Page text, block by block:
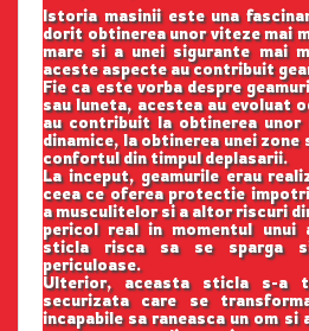
Istoria masinii este una
dorit obtinerea unor viteze mai
mare si a unei sigurante mai
aceste aspecte au contribuit
Fie ca este vorba despre
sau luneta, acestea au evoluat
au contribuit la obtinerea unor
dinamice, la obtinerea unei zone
confortul din timpul deplasarii.
La inceput, geamurile erau
ceea ce oferea protectie
a musculitelor si a altor riscuri
pericol real in momentul unui
sticla risca sa se sparga
periculoase.
Ulterior, aceasta sticla s-a
securizata care se
incapabile sa raneasca un om